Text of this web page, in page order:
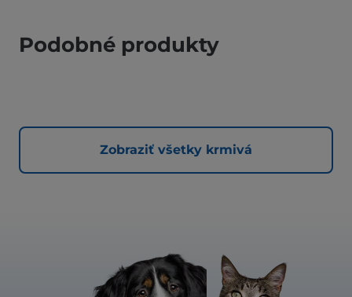
Podobné produkty
Zobraziť všetky krmivá